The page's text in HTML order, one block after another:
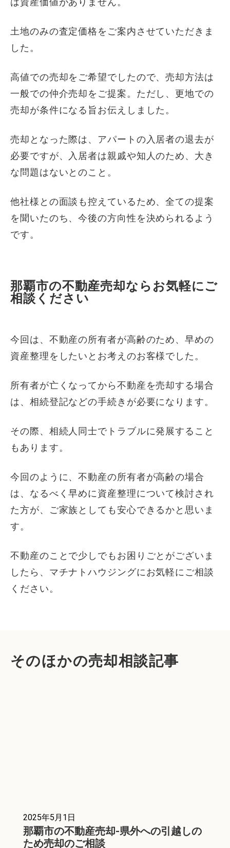
土地のみの査定価格をご案内させていただきま
した。
高値での売却をご希望でしたので、売却方法は
一般での仲介売却をご提案。ただし、更地での
売却が条件になる旨お伝えしました。
売却となった際は、アパートの入居者の退去が
必要ですが、入居者は親戚や知人のため、大き
な問題はないとのこと。
他社様との面談も控えているため、全ての提案
を聞いたのち、今後の方向性を決められるよう
です。
那覇市の不動産売却ならお気軽にご
相談ください
今回は、不動産の所有者が高齢のため、早めの
資産整理をしたいとお考えのお客様でした。
所有者が亡くなってから不動産を売却する場合
は、相続登記などの手続きが必要になります。
その際、相続人同士でトラブルに発展すること
もあります。
今回のように、不動産の所有者が高齢の場合
は、なるべく早めに資産整理について検討され
た方が、ご家族としても安心できるかと思いま
す。
不動産のことで少しでもお困りごとがございま
したら、マチナトハウジングにお気軽にご相談
ください。
そのほかの売却相談記事
2025年5月1日
那覇市の不動産売却-県外への引越しの
ため売却のご相談